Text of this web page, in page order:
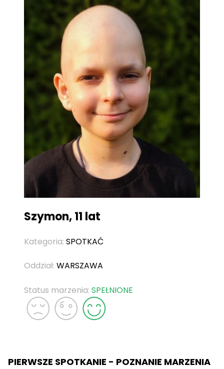
Szymon, 11 lat
Kategoria: SPOTKAĆ
Oddział: WARSZAWA
Status marzenia: SPEŁNIONE
PIERWSZE SPOTKANIE - POZNANIE MARZENIA